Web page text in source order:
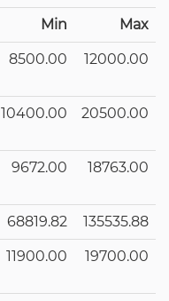
Min Max
8500.00 12000.00
10400.00 20500.00
9672.00 18763.00
68819.82 135535.88
11900.00 19700.00